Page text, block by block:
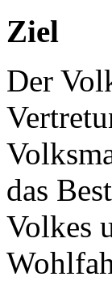
Ziel
Der
das
Volkes